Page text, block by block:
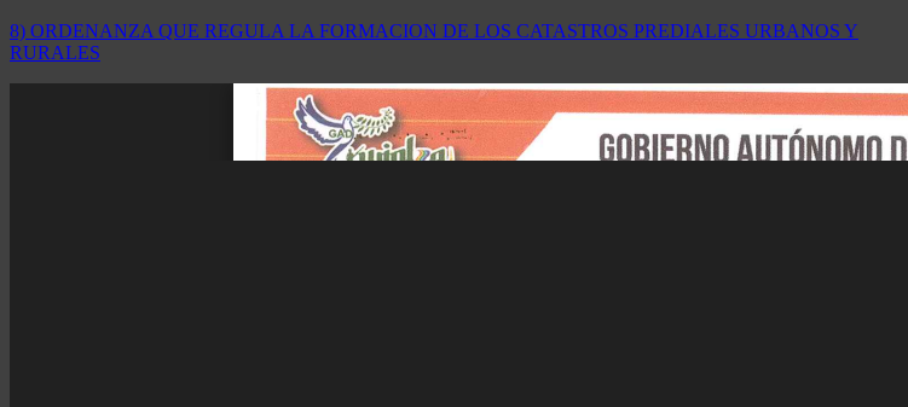
8) ORDENANZA QUE REGULA LA FORMACION DE LOS CATASTROS PREDIALES URBANOS Y
RURALES